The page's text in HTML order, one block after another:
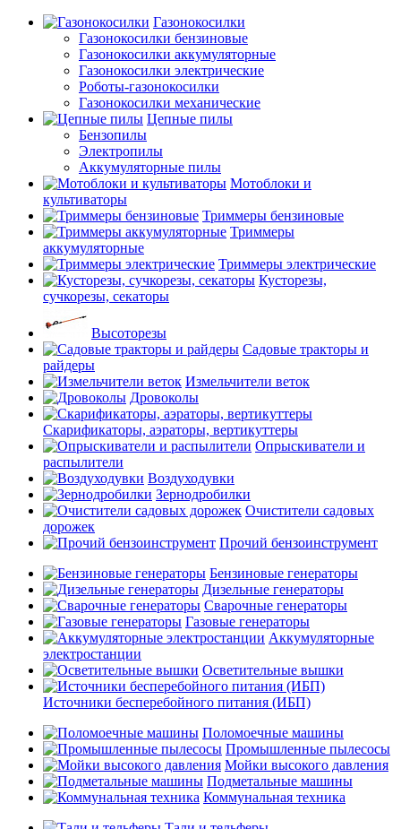
Газонокосилки
Газонокосилки бензиновые
Газонокосилки аккумуляторные
Газонокосилки электрические
Роботы-газонокосилки
Газонокосилки механические
Цепные пилы
Бензопилы
Электропилы
Аккумуляторные пилы
Мотоблоки и
культиваторы
Триммеры бензиновые
Триммеры
аккумуляторные
Триммеры электрические
Кусторезы,
сучкорезы, секаторы
Высоторезы
Садовые тракторы и
райдеры
Измельчители веток
Дровоколы
Скарификаторы, аэраторы, вертикуттеры
Опрыскиватели и
распылители
Воздуходувки
Зернодробилки
Очистители садовых
дорожек
Прочий бензоинструмент
Бензиновые генераторы
Дизельные генераторы
Сварочные генераторы
Газовые генераторы
Аккумуляторные
электростанции
Осветительные вышки
Источники бесперебойного питания (ИБП)
Поломоечные машины
Промышленные пылесосы
Мойки высокого давления
Подметальные машины
Коммунальная техника